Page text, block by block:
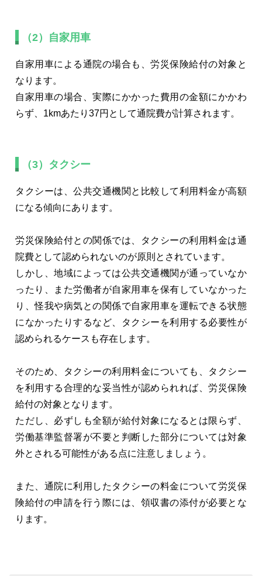
（2）自家用車
自家用車による通院の場合も、労災保険給付の対象と
なります。
自家用車の場合、実際にかかった費用の金額にかかわ
らず、1kmあたり37円として通院費が計算されます。
（3）タクシー
タクシーは、公共交通機関と比較して利用料金が高額
になる傾向にあります。
労災保険給付との関係では、タクシーの利用料金は通
院費として認められないのが原則とされています。
しかし、地域によっては公共交通機関が通っていなか
ったり、また労働者が自家用車を保有していなかった
り、怪我や病気との関係で自家用車を運転できる状態
になかったりするなど、タクシーを利用する必要性が
認められるケースも存在します。
そのため、タクシーの利用料金についても、タクシー
を利用する合理的な妥当性が認められれば、労災保険
給付の対象となります。
ただし、必ずしも全額が給付対象になるとは限らず、
労働基準監督署が不要と判断した部分については対象
外とされる可能性がある点に注意しましょう。
また、通院に利用したタクシーの料金について労災保
険給付の申請を行う際には、領収書の添付が必要とな
ります。